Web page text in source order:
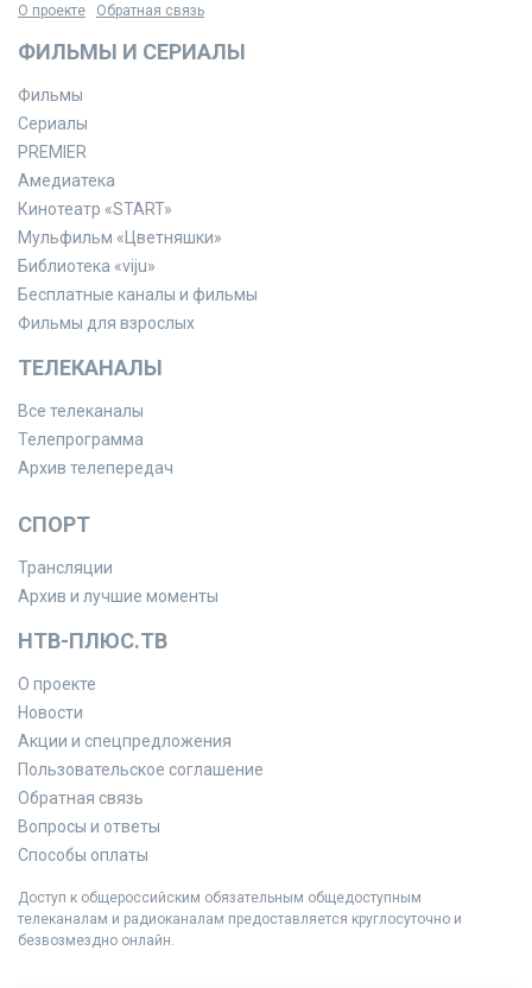
О проекте
Обратная связь
ФИЛЬМЫ И СЕРИАЛЫ
Фильмы
Сериалы
PREMIER
Амедиатека
Кинотеатр «START»
Мульфильм «Цветняшки»
Библиотека «viju»
Бесплатные каналы и фильмы
Фильмы для взрослых
ТЕЛЕКАНАЛЫ
Все телеканалы
Телепрограмма
Архив телепередач
СПОРТ
Трансляции
Архив и лучшие моменты
НТВ-ПЛЮС.ТВ
О проекте
Новости
Акции и спецпредложения
Пользовательское соглашение
Обратная связь
Вопросы и ответы
Способы оплаты
Доступ к общероссийским обязательным общедоступным
телеканалам и радиоканалам предоставляется круглосуточно и
безвозмездно онлайн.